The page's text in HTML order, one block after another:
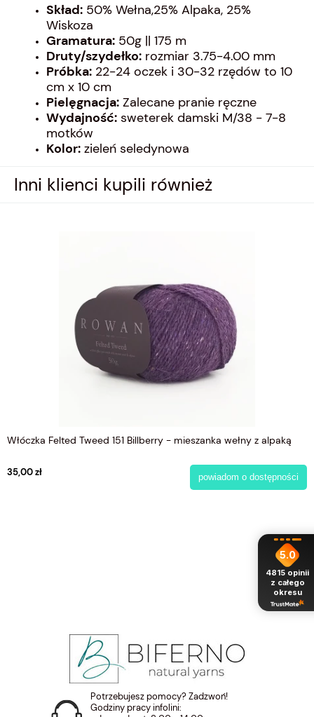
Skład: 50% Wełna,25% Alpaka, 25%
Wiskoza
Gramatura: 50g || 175 m
Druty/szydełko: rozmiar 3.75-4.00 mm
Próbka: 22-24 oczek i 30-32 rzędów to 10
cm x 10 cm
Pielęgnacja: Zalecane pranie ręczne
Wydajność: sweterek damski M/38 - 7-8
motków
Kolor: zieleń seledynowa
Inni klienci kupili również
Włóczka Felted Tweed 151 Billberry - mieszanka wełny z alpaką
35,00 zł powiadom o dostępności
Potrzebujesz pomocy? Zadzwoń!
Godziny pracy infolini:
5.0
4815 opinii
z całego
okresu